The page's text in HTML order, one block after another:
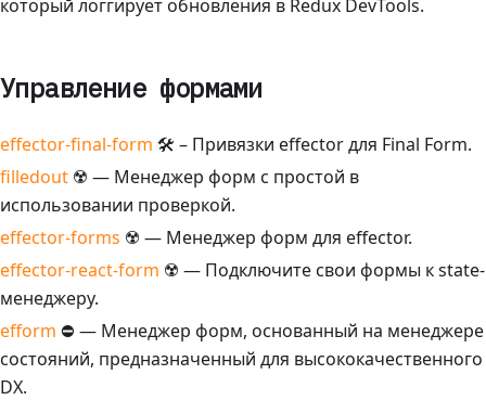
который логгирует обновления в Redux DevTools.
Управление формами
effector-final-form 🛠️ – Привязки effector для Final Form.
filledout ☢️ — Менеджер форм с простой в
использовании проверкой.
effector-forms ☢️ — Менеджер форм для effector.
effector-react-form ☢️ — Подключите свои формы к state-
менеджеру.
efform ⛔ — Менеджер форм, основанный на менеджере
состояний, предназначенный для высококачественного
DX.